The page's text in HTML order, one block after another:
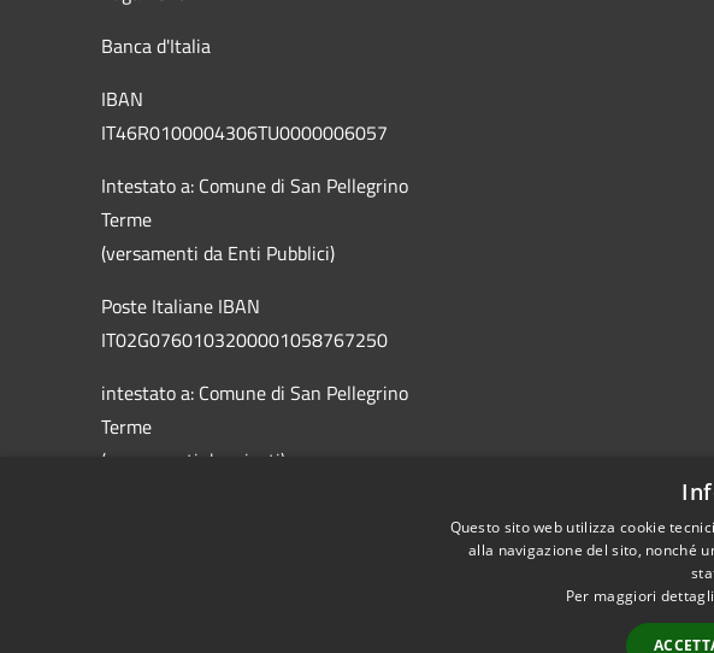
Banca d'Italia
IBAN
IT46R0100004306TU0000006057
Intestato a: Comune di San Pellegrino
Terme
(versamenti da Enti Pubblici)
Poste Italiane IBAN
IT02G0760103200001058767250
intestato a: Comune di San Pellegrino
Terme
(versamenti da privati)
Questo sito web utilizza cookie
alla navigazione del sito, nonché
Per maggiori